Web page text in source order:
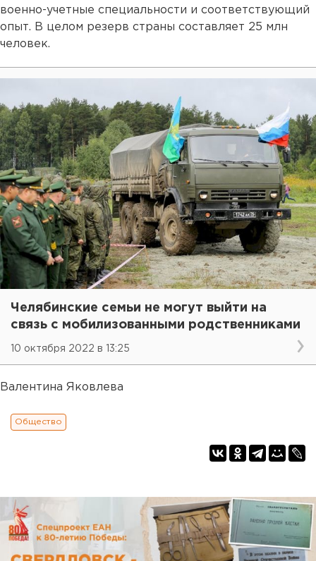
военно-учетные специальности и соответствующий
опыт. В целом резерв страны составляет 25 млн
человек.
Челябинские семьи не могут выйти на
связь с мобилизованными родственниками
10 октября 2022 в 13:25
Валентина Яковлева
Общество